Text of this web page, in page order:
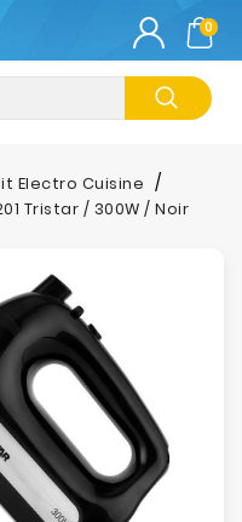
0
Electro Cuisine
Tristar / 300W / Noir